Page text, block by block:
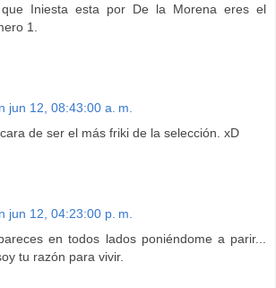
Iniesta esta por De la Morena eres el
1.
jun 12, 08:43:00 a. m.
de ser el más friki de la selección. xD
jun 12, 04:23:00 p. m.
en todos lados poniéndome a parir...
tu razón para vivir.